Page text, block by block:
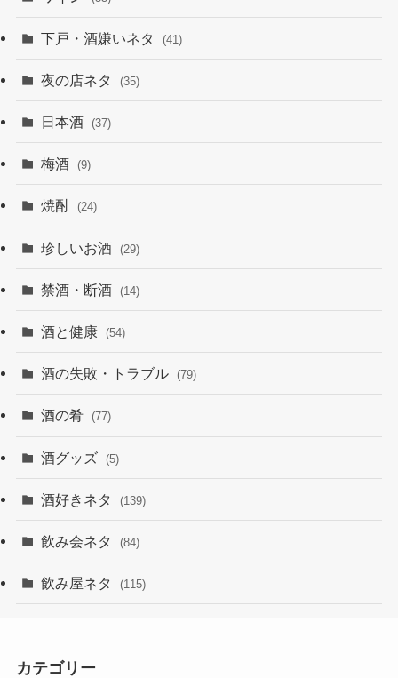
下戸・酒嫌いネタ (41)
夜の店ネタ (35)
日本酒 (37)
梅酒 (9)
焼酎 (24)
珍しいお酒 (29)
禁酒・断酒 (14)
酒と健康 (54)
酒の失敗・トラブル (79)
酒の肴 (77)
酒グッズ (5)
酒好きネタ (139)
飲み会ネタ (84)
飲み屋ネタ (115)
カテゴリー